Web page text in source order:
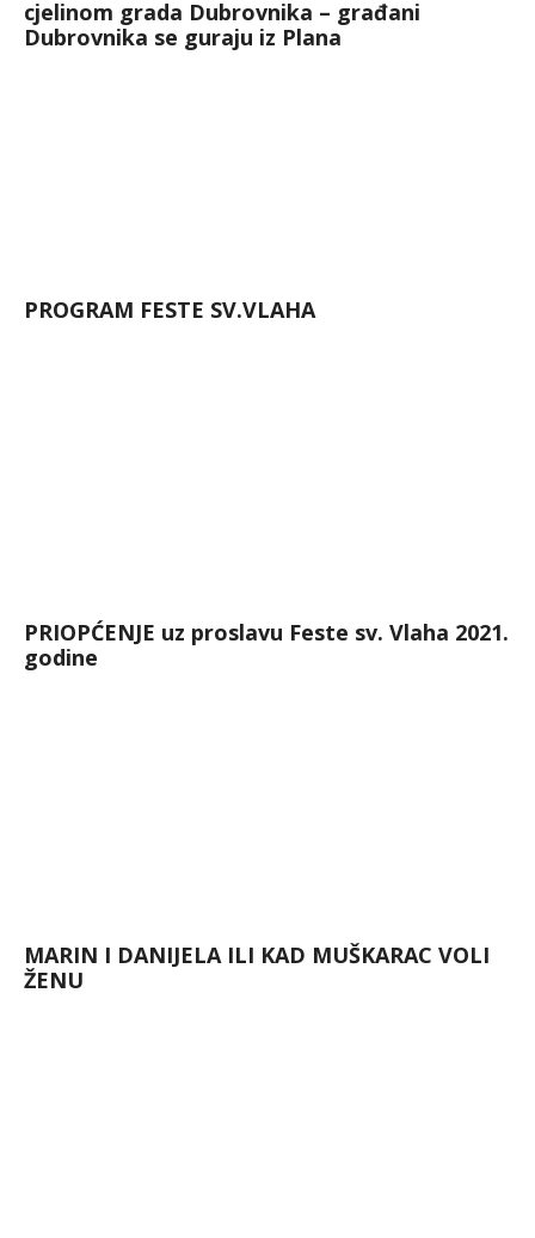
cjelinom grada Dubrovnika – građani
Dubrovnika se guraju iz Plana
PROGRAM FESTE SV.VLAHA
PRIOPĆENJE uz proslavu Feste sv. Vlaha 2021.
godine
MARIN I DANIJELA ILI KAD MUŠKARAC VOLI
ŽENU